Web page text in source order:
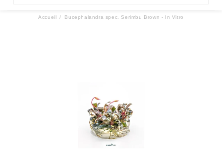
Accueil Bucephalandra spec. Serimbu Brown - In Vitro